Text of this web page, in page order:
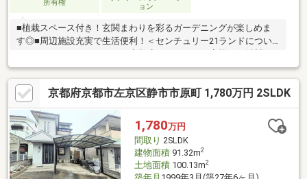
所有権
ョン
■植栽スペース付き！玄関まわりを彩るガーデニングが楽しめま
す◎■周辺施設充実で生活便利！＜センチュリー21ランドについ
お客様の目線でご満足いただけるお住いを全力でお探し致しま
す！●購入・売却のご相談など、些細なことでもお気軽にご相談
下さいませ！●リフォームのご相談も承っております。○京阪鴨東
線 「出町柳」駅 徒歩約6分○営業時間：10：00～20：00（火曜
日・水曜日定休日※祝日は営業）事前にご連絡いただけますと、
スムーズにご案内が可能です。ご連絡お待ちしております！
京都府京都市左京区静市市原町 1,780万円 2SLDK
1,780万円
間取り 2SLDK
建物面積91.32m2
土地面積100.13m2